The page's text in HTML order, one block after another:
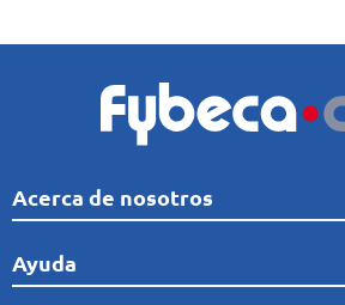
Acerca de nosotros
Quiénes Somos
Línea de tiempo
Ayuda